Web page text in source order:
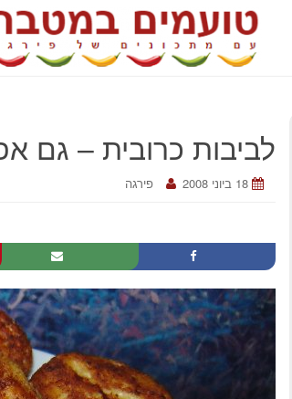
לביבות כרובית – גם
18 ביוני 2008 פירגה